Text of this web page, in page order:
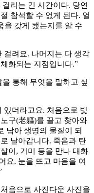
리는 긴 시간이다. 당연
참석할 수 없게 된다. 얼
을 갖게 됐는지를 알 수
걸려요. 나머지는 다 생각
화되는 지점입니다.”
통해 무엇을 말하고 싶
있더라고요. 처음으로 빛
구(老軀)를 끌고 찾아와
남아 생명의 물질이 되
날아갑니다. 죽음과 탄
이, 거미 등을 만나 대화
요. 눈을 뜨고 마음을 여
음으로 사진다운 사진을